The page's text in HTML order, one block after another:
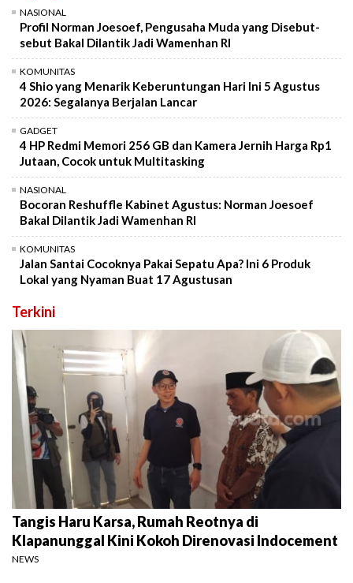
NASIONAL
Profil Norman Joesoef, Pengusaha Muda yang Disebut-
sebut Bakal Dilantik Jadi Wamenhan RI
KOMUNITAS
4 Shio yang Menarik Keberuntungan Hari Ini 5 Agustus
2026: Segalanya Berjalan Lancar
GADGET
4 HP Redmi Memori 256 GB dan Kamera Jernih Harga Rp1
Jutaan, Cocok untuk Multitasking
NASIONAL
Bocoran Reshuffle Kabinet Agustus: Norman Joesoef
Bakal Dilantik Jadi Wamenhan RI
KOMUNITAS
Jalan Santai Cocoknya Pakai Sepatu Apa? Ini 6 Produk
Lokal yang Nyaman Buat 17 Agustusan
Terkini
Tangis Haru Karsa, Rumah Reotnya di
Klapanunggal Kini Kokoh Direnovasi Indocement
NEWS